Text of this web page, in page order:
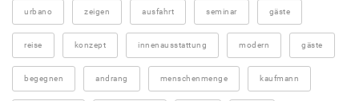
urbano zeigen ausfahrt seminar gäste
reise konzept innenausstattung modern gäste
begegnen andrang menschenmenge kaufmann